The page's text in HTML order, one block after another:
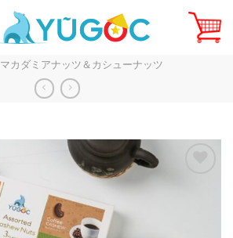
マカダミアナッツ＆カシューナッツ